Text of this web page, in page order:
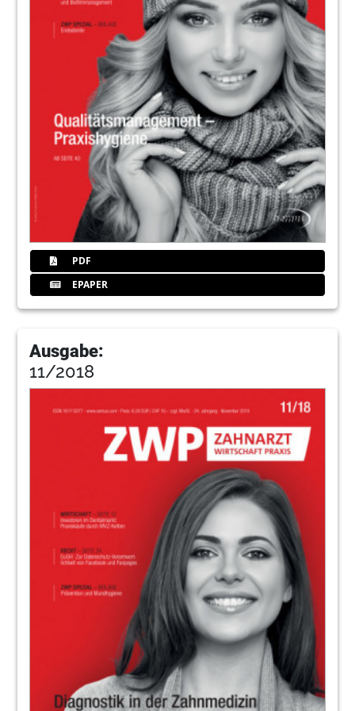
PDF
EPAPER
Ausgabe:
11/2018